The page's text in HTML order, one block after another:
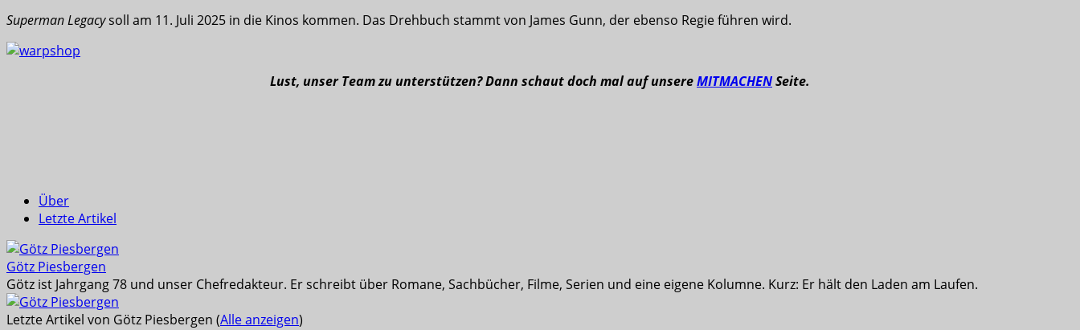
Superman Legacysoll am 11. Juli 2025 in die Kinos kommen. Das Drehbuch stammt von James Gunn, der ebenso Regie führen wird.
Lust, unser Team zu unterstützen? Dann schaut doch mal auf unsereMITMACHENSeite.
Über
Letzte Artikel
Götz Piesbergen
Götz ist Jahrgang 78 und unser Chefredakteur. Er schreibt über Romane, Sachbücher, Filme, Serien und eine eigene Kolumne. Kurz: Er hält den Laden am Laufen.
Letzte Artikel von Götz Piesbergen (Alle anzeigen)